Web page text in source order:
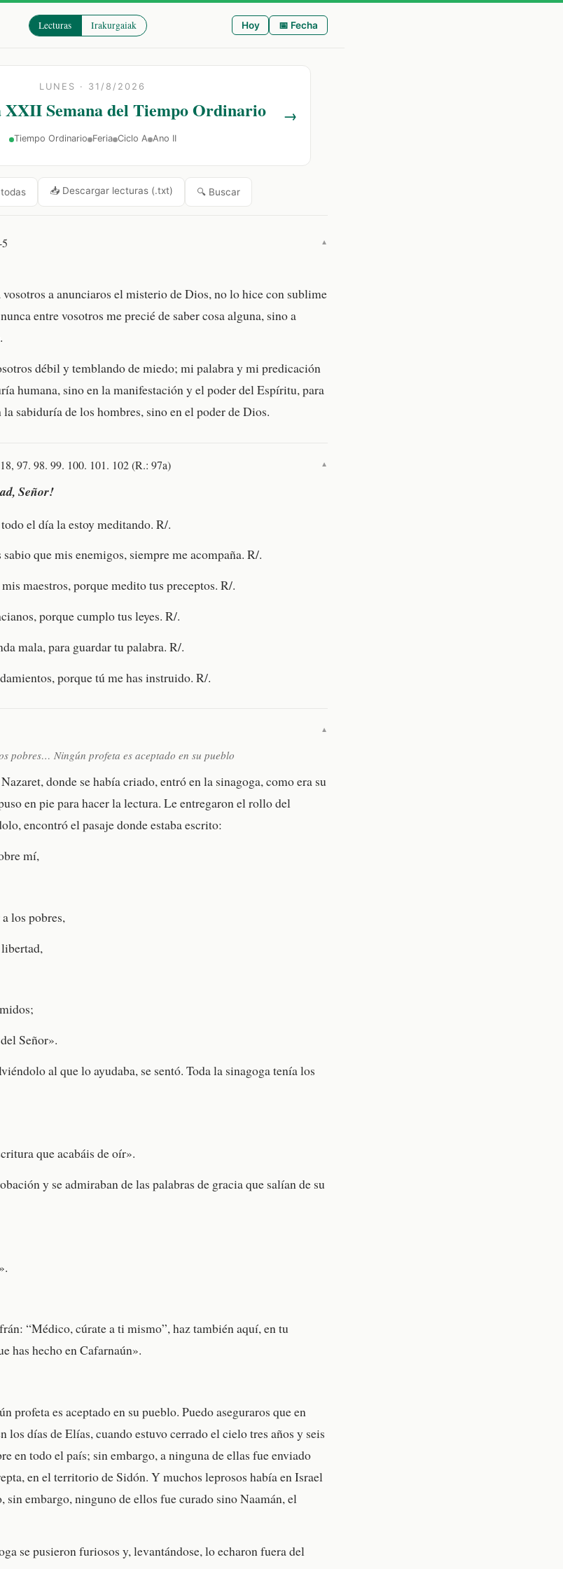
Lecturas Irakurgaiak Hoy 📅 Fecha
→
LUNES · 31/8/2026
XXII Semana del Tiempo Ordinario
Tiempo Ordinario Feria Ciclo A Ano II
📥 Descargar lecturas (.txt) 🔍 Buscar
▼
a anunciaros el misterio de Dios, no lo hice con sublime
entre vosotros me precié de saber cosa alguna, sino a
débil y temblando de miedo; mi palabra y mi predicación
humana, sino en la manifestación y el poder del Espíritu, para
la sabiduría de los hombres, sino en el poder de Dios.
97. 98. 99. 100. 101. 102 (R.: 97a) ▼
Señor!
el día la estoy meditando. R/.
que mis enemigos, siempre me acompaña. R/.
maestros, porque medito tus preceptos. R/.
porque cumplo tus leyes. R/.
mala, para guardar tu palabra. R/.
porque tú me has instruido. R/.
▼
pobres… Ningún profeta es aceptado en su pueblo
donde se había criado, entró en la sinagoga, como era su
en pie para hacer la lectura. Le entregaron el rollo del
encontró el pasaje donde estaba escrito:
mí,
los pobres,
Señor».
al que lo ayudaba, se sentó. Toda la sinagoga tenía los
que acabáis de oír».
y se admiraban de las palabras de gracia que salían de su
“Médico, cúrate a ti mismo”, haz también aquí, en tu
has hecho en Cafarnaún».
profeta es aceptado en su pueblo. Puedo aseguraros que en
los días de Elías, cuando estuvo cerrado el cielo tres años y seis
en todo el país; sin embargo, a ninguna de ellas fue enviado
en el territorio de Sidón. Y muchos leprosos había en Israel
sin embargo, ninguno de ellos fue curado sino Naamán, el
se pusieron furiosos y, levantándose, lo echaron fuera del